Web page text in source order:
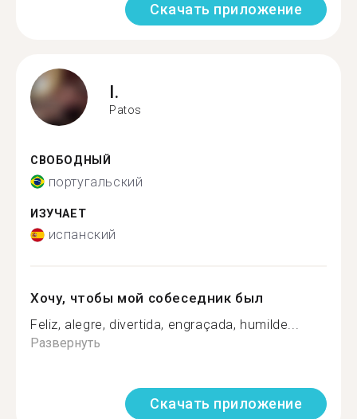
Скачать приложение
I.
Patos
СВОБОДНЫЙ
португальский
ИЗУЧАЕТ
испанский
Хочу, чтобы мой собеседник был
Feliz, alegre, divertida, engraçada, humilde...
Развернуть
Скачать приложение